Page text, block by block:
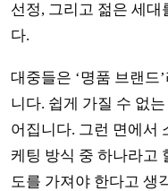
선정, 그리고 젊은 세
다.
대중들은 ‘명품 브랜드
니다. 쉽게 가질 수 없
어집니다. 그런 면에서
케팅 방식 중 하나라고
도를 가져야 한다고 생